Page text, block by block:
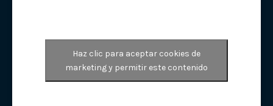
Haz clic para aceptar cookies de
marketing y permitir este contenido